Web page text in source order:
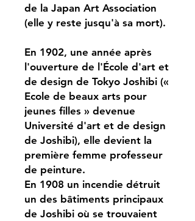
de la Japan Art Association
(elle y reste jusqu'à sa mort).
En 1902, une année après
l'ouverture de l'École d'art et
de design de Tokyo Joshibi («
Ecole de beaux arts pour
jeunes filles » devenue
Université d'art et de design
de Joshibi), elle devient la
première femme professeur
de peinture.
En 1908 un incendie détruit
un des bâtiments principaux
de Joshibi où se trouvaient